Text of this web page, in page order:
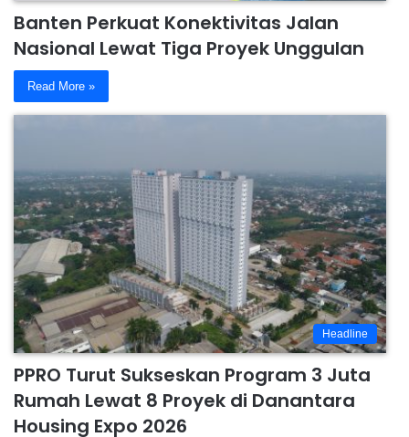
Banten Perkuat Konektivitas Jalan
Nasional Lewat Tiga Proyek Unggulan
Read More »
Headline
PPRO Turut Sukseskan Program 3 Juta
Rumah Lewat 8 Proyek di Danantara
Housing Expo 2026